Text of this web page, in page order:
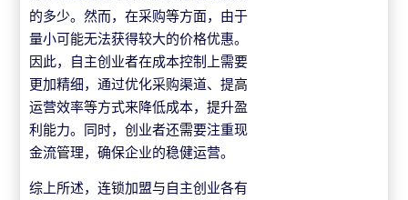
的多少。然而，在采购等方面，由于
量小可能无法获得较大的价格优惠。
因此，自主创业者在成本控制上需要
更加精细，通过优化采购渠道、提高
运营效率等方式来降低成本，提升盈
利能力。同时，创业者还需要注重现
金流管理，确保企业的稳健运营。
综上所述，连锁加盟与自主创业各有